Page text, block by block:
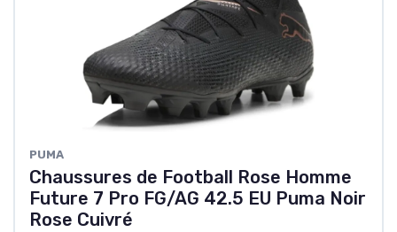
PUMA
Chaussures de Football Rose Homme
Future 7 Pro FG/AG 42.5 EU Puma Noir
Rose Cuivré